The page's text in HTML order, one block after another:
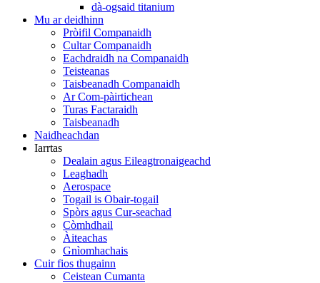
dà-ogsaid titanium
Mu ar deidhinn
Pròifil Companaidh
Cultar Companaidh
Eachdraidh na Companaidh
Teisteanas
Taisbeanadh Companaidh
Ar Com-pàirtichean
Turas Factaraidh
Taisbeanadh
Naidheachdan
Iarrtas
Dealain agus Eileagtronaigeachd
Leaghadh
Aerospace
Togail is Obair-togail
Spòrs agus Cur-seachad
Còmhdhail
Àiteachas
Gnìomhachais
Cuir fios thugainn
Ceistean Cumanta